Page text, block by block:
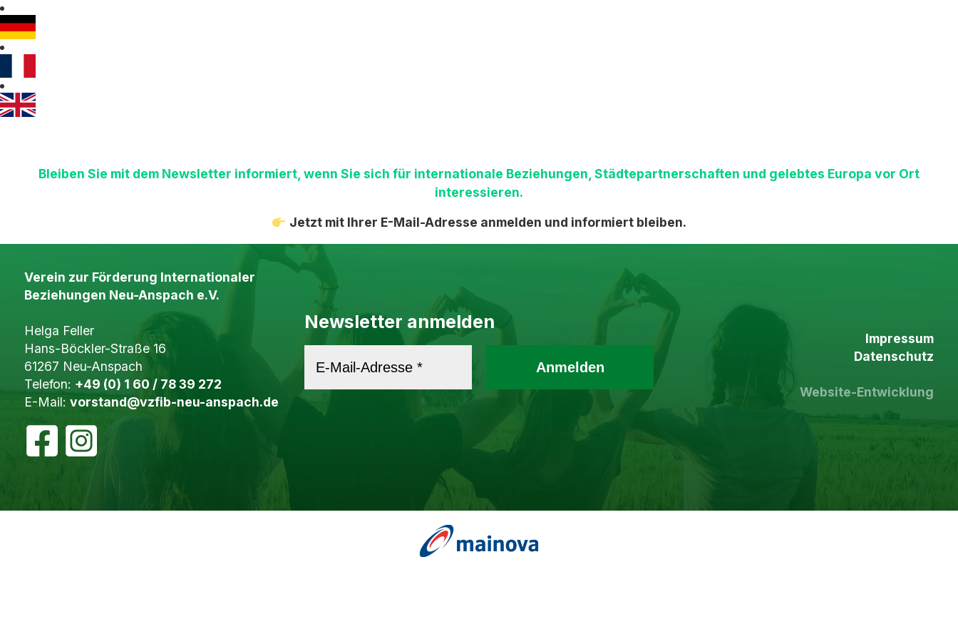
Bleiben Sie mit dem Newsletter informiert, wenn Sie sich für internationale Beziehungen, Städtepartnerschaften und gelebtes Europa vor Ort
interessieren.
Jetzt mit Ihrer E-Mail-Adresse anmelden und informiert bleiben.
Verein zur Förderung Internationaler
Beziehungen Neu-Anspach e.V.
Helga Feller
Hans-Böckler-Straße 16
61267 Neu-Anspach
Telefon: +49 (0) 1 60 / 78 39 272
E-Mail: vorstand@vzfib-neu-anspach.de
Newsletter anmelden
Impressum
Datenschutz
Website-Entwicklung